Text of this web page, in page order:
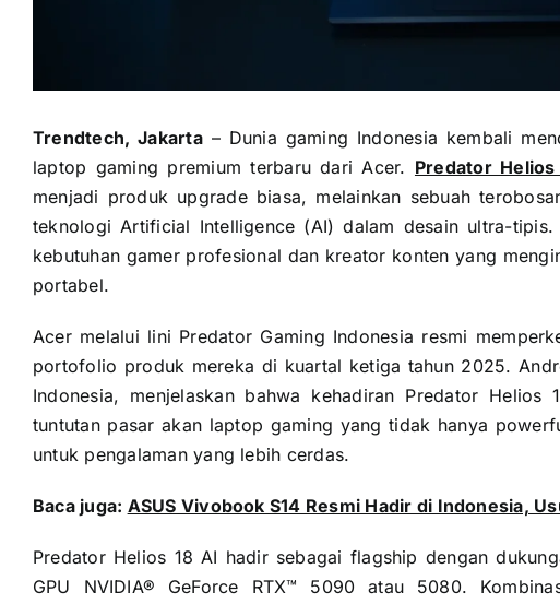
Trendtech, Jakarta– Dunia gaming Indonesia kembali
laptop gaming premium terbaru dari Acer. Predator
menjadi produk upgrade biasa, melainkan sebuah
teknologi Artificial Intelligence (AI) dalam desain ultra-
kebutuhan gamer profesional dan kreator konten yang
portabel.
Acer melalui lini Predator Gaming Indonesia resmi
portofolio produk mereka di kuartal ketiga tahun 2025.
Indonesia, menjelaskan bahwa kehadiran Predator
tuntutan pasar akan laptop gaming yang tidak hanya
untuk pengalaman yang lebih cerdas.
Baca juga: ASUS Vivobook S14 Resmi Hadir di Indonesia,
Predator Helios 18 AI hadir sebagai flagship dengan
GPU NVIDIA® GeForce RTX™ 5090 atau 5080.